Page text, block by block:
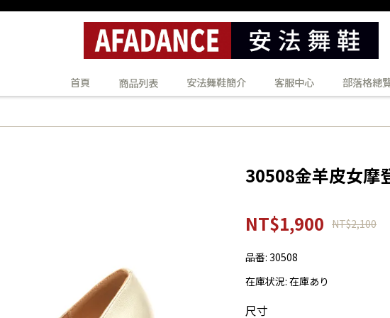
首頁 商品列表 安法舞鞋簡介 客服中心 部落格總
30508金羊皮女摩
NT$1,900 NT$2,100
品番: 30508
在庫状況: 在庫あり
尺寸